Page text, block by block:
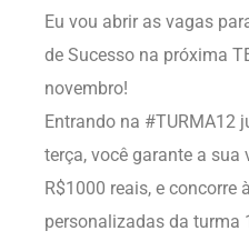
Eu vou abrir as vagas
de Sucesso na próxima
novembro!
Entrando na #TURMA12
terça, você garante a
R$1000 reais, e concorre
personalizadas da turma